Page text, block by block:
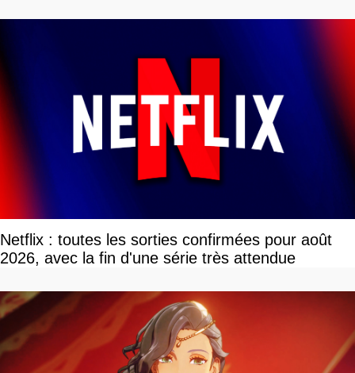
Netflix : toutes les sorties confirmées pour août
2026, avec la fin d'une série très attendue